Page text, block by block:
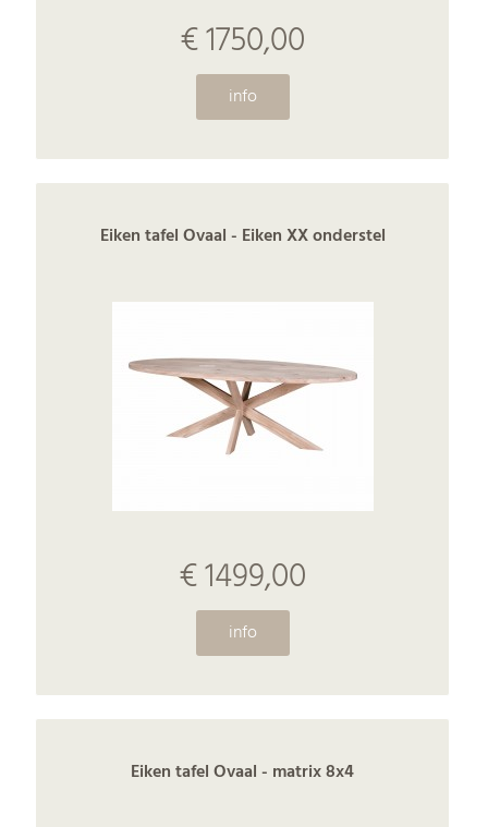
€ 1750,00
info
Eiken tafel Ovaal - Eiken XX onderstel
€ 1499,00
info
Eiken tafel Ovaal - matrix 8x4